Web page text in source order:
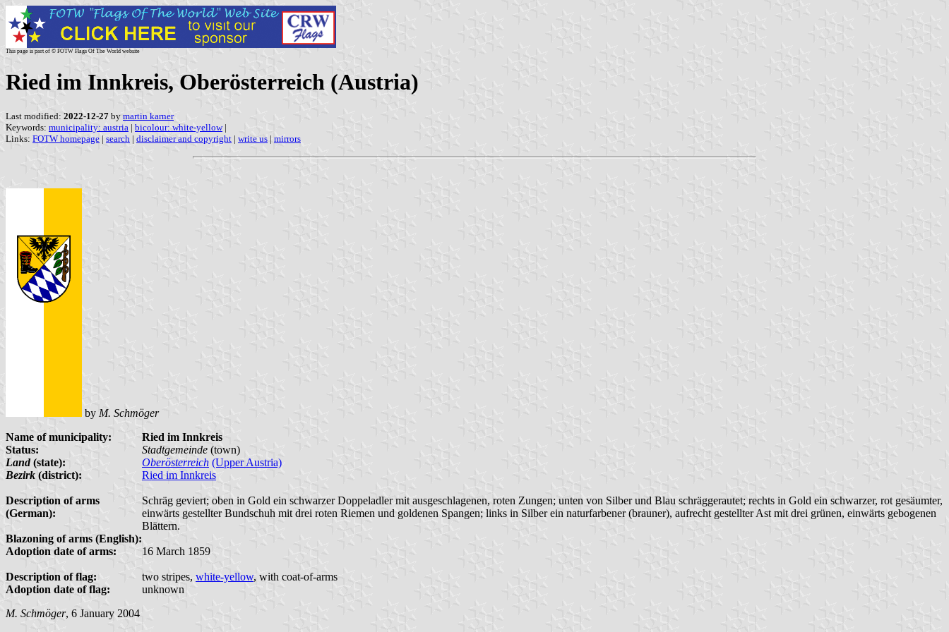
This page is part of © FOTW Flags Of The World website
Ried im Innkreis, Oberösterreich (Austria)
Last modified: 2022-12-27 by martin karner
Keywords: municipality: austria | bicolour: white-yellow|
Links: FOTW homepage | search | disclaimer and copyright | write us | mirrors
by M. Schmöger
Name of municipality:
Ried im Innkreis
Status:
Stadtgemeinde (town)
Land(state): Oberösterreich (Upper Austria)
Bezirk (district): Ried im Innkreis
Description of arms
(German):
Schräg geviert; oben in Gold ein schwarzer Doppeladler mit ausgeschlagenen, roten Zungen; unten von Silber und Blau schräggerautet; rechts in Gold ein schwarzer, rot gesäumter,
einwärts gestellter Bundschuh mit drei roten Riemen und goldenen Spangen; links in Silber ein naturfarbener (brauner), aufrecht gestellter Ast mit drei grünen, einwärts gebogenen
Blättern.
Blazoning of arms (English):
Adoption date of arms:
16 March 1859
Description of flag: two stripes, white-yellow, with coat-of-arms
Adoption date of flag:
unknown
M. Schmöger, 6 January 2004